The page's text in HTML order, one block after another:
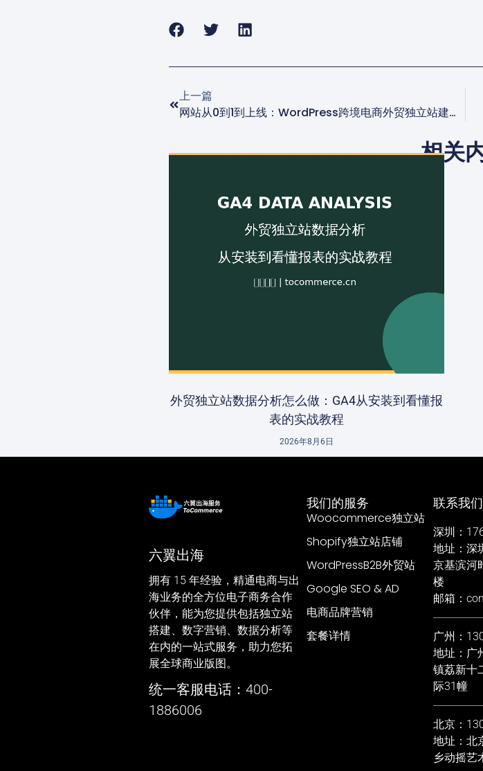
上一篇
网站从0到1到上线：WordPress跨境电商外贸独立站建站全流程指南
相关
外贸独立站数据分析怎么做：GA4从安装到看懂报
表的实战教程
2026年8月6日
六翼出海
拥有 15 年经验，精通电商与出
海业务的全方位电子商务合作
伙伴，能为您提供包括独立站
搭建、数字营销、数据分析等
在内的一站式服务，助力您拓
展全球商业版图。
统一客服电话：400-
1886006
我们的服务
Woocommerce独立站
Shopify独立站店铺
WordPressB2B外贸站
Google SEO & AD
电商品牌营销
套餐详情
联系我们
深圳：
地址：深
京基滨河
楼
邮箱：
广州：
地址：广
镇荔新十
际31幢
北京：
地址：北
乡动摇艺